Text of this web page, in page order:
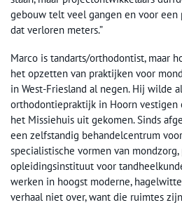
gebouw telt veel gangen en voor
dat verloren meters.”
Marco is tandarts/orthodontist, maar
het opzetten van praktijken voor
in West-Friesland al negen. Hij wilde
orthodontiepraktijk in Hoorn
het Missiehuis uit gekomen. Sinds
een zelfstandig behandelcentrum
specialistische vormen van mondzorg,
opleidingsinstituut voor
werken in hoogst moderne,
verhaal niet over, want die ruimtes